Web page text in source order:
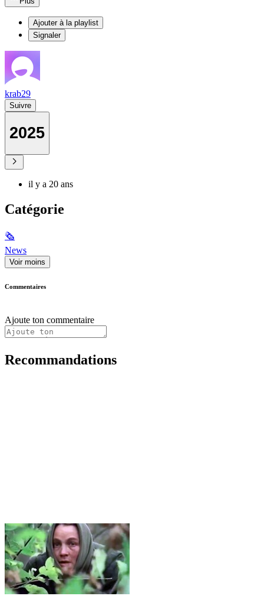
Ajouter à la playlist
Signaler
krab29
Suivre
2025
il y a 20 ans
Catégorie
🗞
News
Voir moins
Commentaires
Ajoute ton commentaire
Recommandations